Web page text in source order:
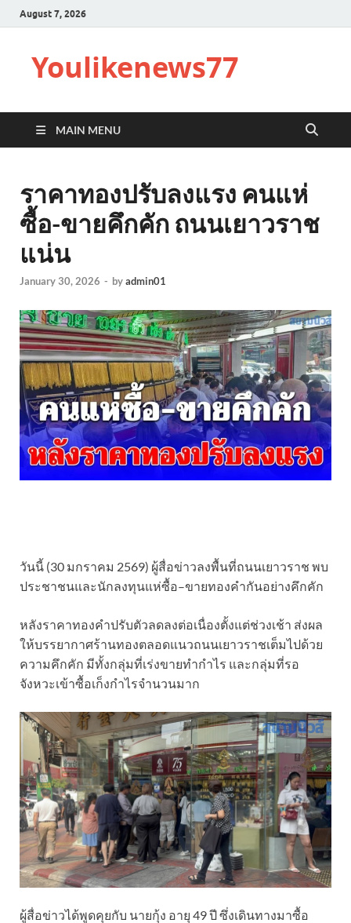
August 7, 2026
Youlikenews77
MAIN MENU
ราคาทองปรับลงแรง คนแห่
ซื้อ-ขายคึกคัก ถนนเยาวราช
แน่น
January 30, 2026 - byadmin01
วันนี้ (30 มกราคม 2569) ผู้สื่อข่าวลงพื้นที่ถนนเยาวราช พบ
ประชาชนและนักลงทุนแห่ซื้อ–ขายทองคำกันอย่างคึกคัก
หลังราคาทองคำปรับตัวลดลงต่อเนื่องตั้งแต่ช่วงเช้า ส่งผล
ให้บรรยากาศร้านทองตลอดแนวถนนเยาวราชเต็มไปด้วย
ความคึกคัก มีทั้งกลุ่มที่เร่งขายทำกำไร และกลุ่มที่รอ
จังหวะเข้าซื้อเก็งกำไรจำนวนมาก
ผู้สื่อข่าวได้พูดคุยกับ นายกุ้ง อายุ 49 ปี ซึ่งเดินทางมาซื้อ